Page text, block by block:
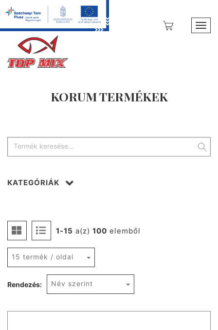
KORUM TERMÉKEK
1-15 a(z) 100 elemből
15 termék / oldal
Rendezés: Név szerint
KATEGÓRIÁK